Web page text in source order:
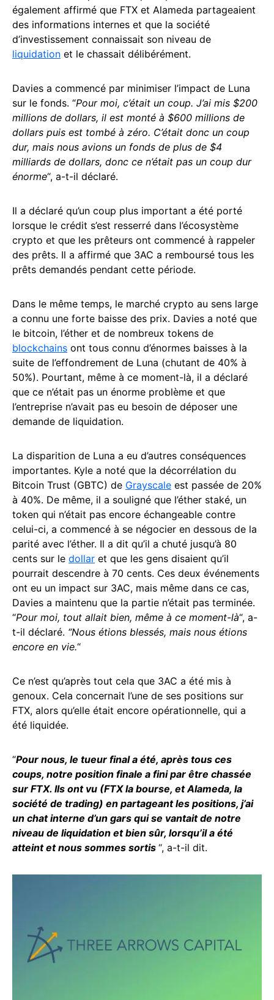
également affirmé que FTX et Alameda partageaient
des informations internes et que la société
d’investissement connaissait son niveau de
liquidation et le chassait délibérément.
Davies a commencé par minimiser l’impact de Luna
sur le fonds. “Pour moi, c’était un coup. J’ai mis $200
millions de dollars, il est monté à $600 millions de
dollars puis est tombé à zéro. C’était donc un coup
dur, mais nous avions un fonds de plus de $4
milliards de dollars, donc ce n’était pas un coup dur
énorme“, a-t-il déclaré.
Il a déclaré qu’un coup plus important a été porté
lorsque le crédit s’est resserré dans l’écosystème
crypto et que les prêteurs ont commencé à rappeler
des prêts. Il a affirmé que 3AC a remboursé tous les
prêts demandés pendant cette période.
Dans le même temps, le marché crypto au sens large
a connu une forte baisse des prix. Davies a noté que
le bitcoin, l’éther et de nombreux tokens de
blockchains ont tous connu d’énormes baisses à la
suite de l’effondrement de Luna (chutant de 40% à
50%). Pourtant, même à ce moment-là, il a déclaré
que ce n’était pas un énorme problème et que
l’entreprise n’avait pas eu besoin de déposer une
demande de liquidation.
La disparition de Luna a eu d’autres conséquences
importantes. Kyle a noté que la décorrélation du
Bitcoin Trust (GBTC) de Grayscale est passée de 20%
à 40%. De même, il a souligné que l’éther staké, un
token qui n’était pas encore échangeable contre
celui-ci, a commencé à se négocier en dessous de la
parité avec l’éther. Il a dit qu’il a chuté jusqu’à 80
cents sur le dollar et que les gens disaient qu’il
pourrait descendre à 70 cents. Ces deux événements
ont eu un impact sur 3AC, mais même dans ce cas,
Davies a maintenu que la partie n’était pas terminée.
“Pour moi, tout allait bien, même à ce moment-là“, a-
t-il déclaré. “Nous étions blessés, mais nous étions
encore en vie.“
Ce n’est qu’après tout cela que 3AC a été mis à
genoux. Cela concernait l’une de ses positions sur
FTX, alors qu’elle était encore opérationnelle, qui a
été liquidée.
“Pour nous, le tueur final a été, après tous ces
coups, notre position finale a fini par être chassée
sur FTX. Ils ont vu (FTX la bourse, et Alameda, la
société de trading) en partageant les positions, j’ai
un chat interne d’un gars qui se vantait de notre
niveau de liquidation et bien sûr, lorsqu’il a été
atteint et nous sommes sortis “, a-t-il dit.